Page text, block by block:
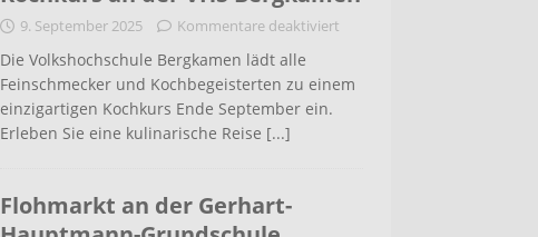
9. September 2025 Kommentare deaktiviert
Die Volkshochschule Bergkamen lädt alle
Feinschmecker und Kochbegeisterten zu einem
einzigartigen Kochkurs Ende September ein.
Erleben Sie eine kulinarische Reise [...]
Flohmarkt an der Gerhart-